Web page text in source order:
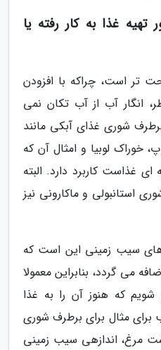
غذا به کار رفته یا
تر است، چراکه با افزودن
انگار آب از آب تکان نمی
شوری غذای آبکی مانند
لوبیا و امثال آن که
غذاست کاربرد دارد. البته
استانبولی و ماکارونی نیز
سیب زمینی این است که
می گردد، بنابراین معمولا
که هنوز آن را به غذا
برای مثال برای برطرف شوری
مرغ، اندازهی سیب زمینی